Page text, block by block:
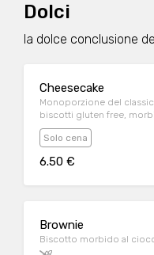
Dolci
la dolce conclusione
Cheesecake
Monoporzione del
biscotti gluten free,
e composta di fragole a
Solo cena
6.50 €
Brownie
Biscotto morbido al